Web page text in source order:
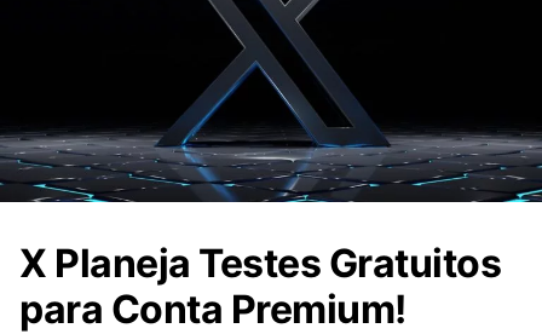
X Planeja Testes Gratuitos
para Conta Premium!